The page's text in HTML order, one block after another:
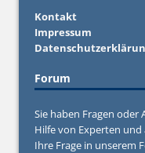
Kontakt
Impressum
Forum
Sie haben Fragen
Hilfe von Experten
Ihre Frage in unserem